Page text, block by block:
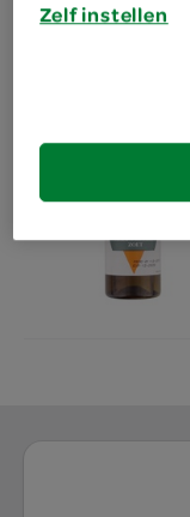
Zelf instellen